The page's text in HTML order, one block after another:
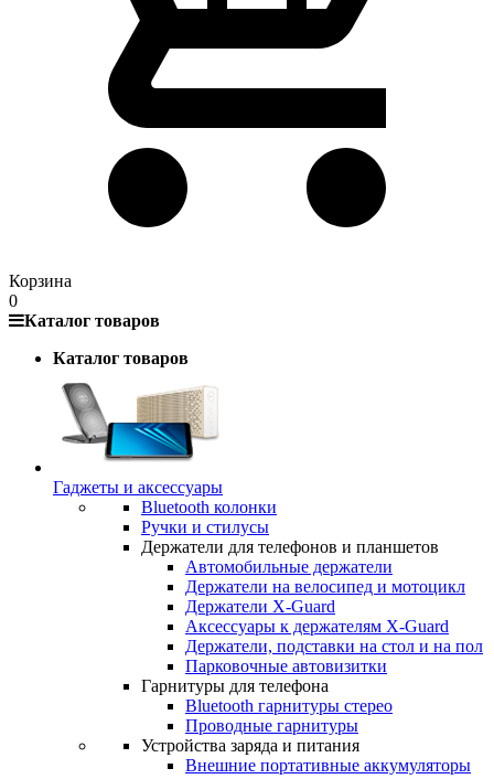
Корзина
0
Каталог товаров
Каталог товаров
Гаджеты и аксессуары
Bluetooth колонки
Ручки и стилусы
Держатели для телефонов и планшетов
Автомобильные держатели
Держатели на велосипед и мотоцикл
Держатели X-Guard
Аксессуары к держателям X-Guard
Держатели, подставки на стол и на пол
Парковочные автовизитки
Гарнитуры для телефона
Bluetooth гарнитуры стерео
Проводные гарнитуры
Устройства заряда и питания
Внешние портативные аккумуляторы